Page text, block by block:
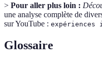
> Pour aller plus loin :
une analyse complète de
sur YouTube :
Glossaire